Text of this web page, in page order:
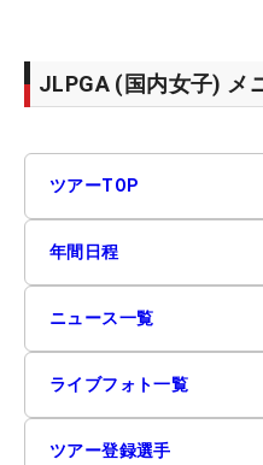
JLPGA (国内女子) メ
ツアーTOP
年間日程
ニュース一覧
ライブフォト一覧
ツアー登録選手